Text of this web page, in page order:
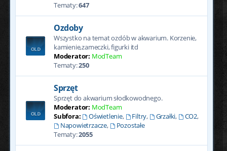
Tematy:647
Ozdoby
Wszystko na temat ozdób w akwarium. Korzenie,
kamienie,zameczki, figurki itd
Moderator: ModTeam
Tematy:250
Sprzęt
Sprzęt do akwarium słodkowodnego.
Moderator: ModTeam
Subfora:
Oświetlenie, Filtry, Grzałki, CO2,
Napowietrzacze,
Pozostałe
Tematy:2055